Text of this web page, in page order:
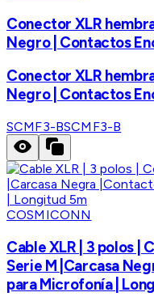
Conector XLR
Negro | Contactos
Conector XLR
Negro | Contactos
SCMF3-BSCMF3-B
COSMICONN
Cable XLR | 3 polos |
Serie M |Carcasa
para Microfonía |